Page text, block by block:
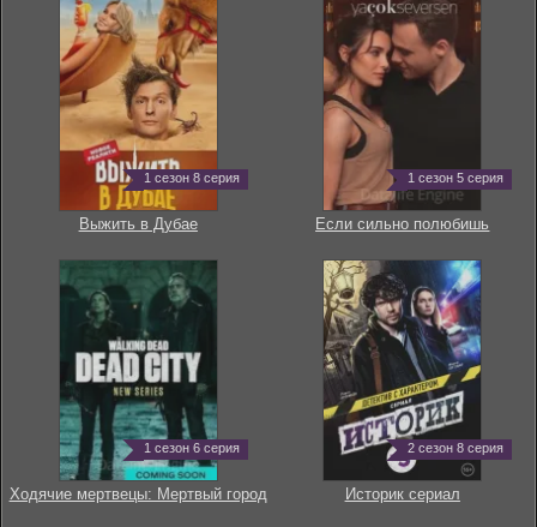
1 сезон 8 серия
Выжить в Дубае
1 сезон 5 серия
Если сильно полюбишь
1 сезон 6 серия
Ходячие мертвецы: Мертвый город
2 сезон 8 серия
Историк сериал